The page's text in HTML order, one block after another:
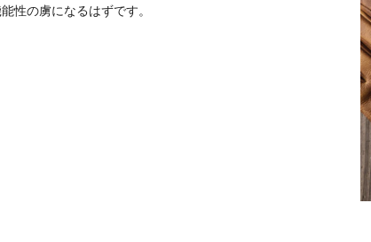
性の虜になるはずです。